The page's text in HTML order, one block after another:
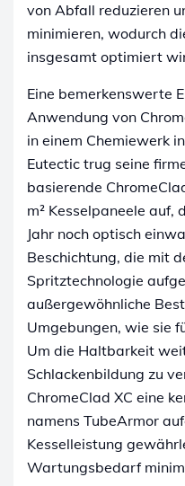
von Abfall reduzieren
minimieren, wodurch
insgesamt optimiert
Eine bemerkenswerte
Anwendung von
in einem Chemiewerk
Eutectic trug seine
basierende
m² Kesselpaneele auf,
Jahr noch optisch
Beschichtung, die mit
Spritztechnologie
außergewöhnliche
Umgebungen, wie sie
Um die Haltbarkeit
Schlackenbildung zu
ChromeClad XC eine
namens TubeArmor
Kesselleistung
Wartungsbedarf